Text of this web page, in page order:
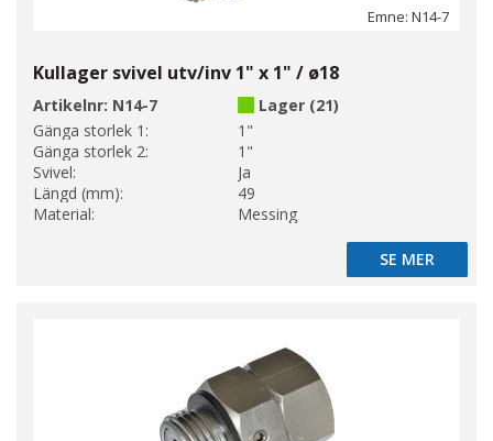
Emne: N14-7
Kullager svivel utv/inv 1" x 1" / ø18
Artikelnr: N14-7
Lager (21)
Gänga storlek 1:
1"
Gänga storlek 2:
1"
Svivel:
Ja
Längd (mm):
49
Material:
Messing
SE MER
SE MER